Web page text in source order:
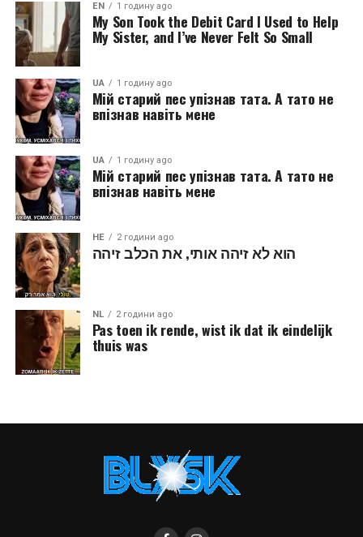
EN 1 годину ago
My Son Took the Debit Card I Used to Help
My Sister, and I’ve Never Felt So Small
UA 1 годину ago
Мій старий пес упізнав тата. А тато не
впізнав навіть мене
UA 1 годину ago
Мій старий пес упізнав тата. А тато не
впізнав навіть мене
HE 2 години ago
הוא לא זיהה אותי, את הכלב זיהה
NL 2 години ago
Pas toen ik rende, wist ik dat ik eindelijk
thuis was